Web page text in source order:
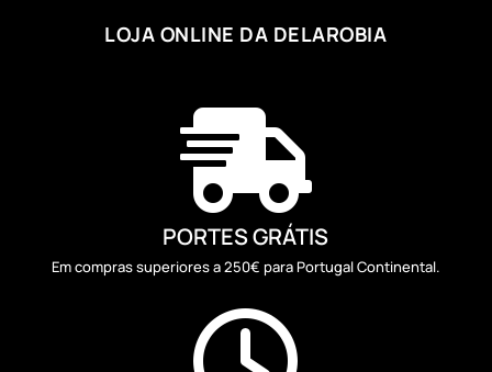
LOJA ONLINE DA DELAROBIA

PORTES GRÁTIS
Em compras superiores a 250€ para Portugal Continental.